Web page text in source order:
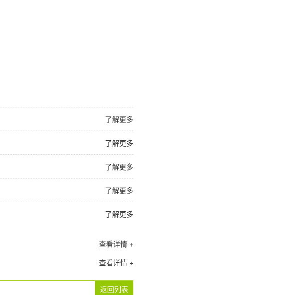
了解更多
了解更多
了解更多
了解更多
了解更多
查看详情 +
查看详情 +
返回列表